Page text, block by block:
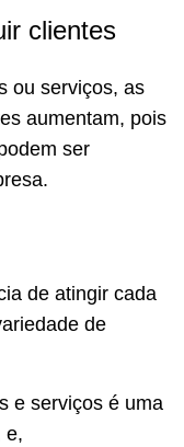
clientes
ou serviços, as
aumentam, pois
ser
de atingir cada
de
e serviços é uma
e,